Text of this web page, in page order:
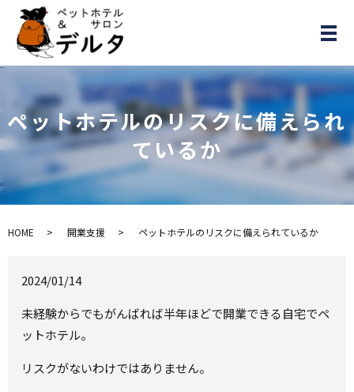
メ
ペットホテルのリスクに備えられ
ているか
HOME 開業支援 ペットホテルのリスクに備えられているか
2024/01/14
未経験からでもがんばれば半年ほどで開業できる自宅でペ
ットホテル。
リスクがないわけではありません。